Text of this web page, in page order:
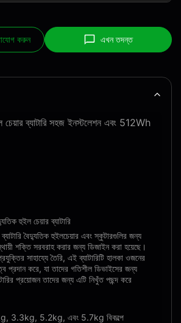
করুন এখন তদন্ত
ব্যাটারি সহজ ইনস্টলেশন এবং 512Wh
হুইল চেয়ার ব্যাটারি
বৈদ্যুতিক হুইলচেয়ার এবং স্কুটারগুলির জন্য
শক্তি সরবরাহ করার জন্য ডিজাইন করা হয়েছে।
সাহায্যে তৈরি, এই ব্যাটারিটি হালকা ওজনের
প্রদান করে, যা তাদের গতিশীল ডিভাইসের জন্য
প্রয়োজন তাদের জন্য এটি নিখুঁত পছন্দ করে
3.3kg, 5.2kg, এবং 5.7kg বিকল্পে